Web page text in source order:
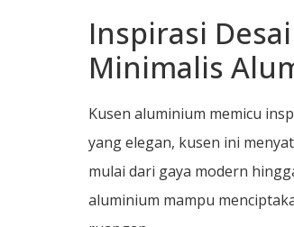
Inspirasi
Minimalis
Kusen aluminium memicu
yang elegan, kusen ini
mulai dari gaya modern
aluminium mampu